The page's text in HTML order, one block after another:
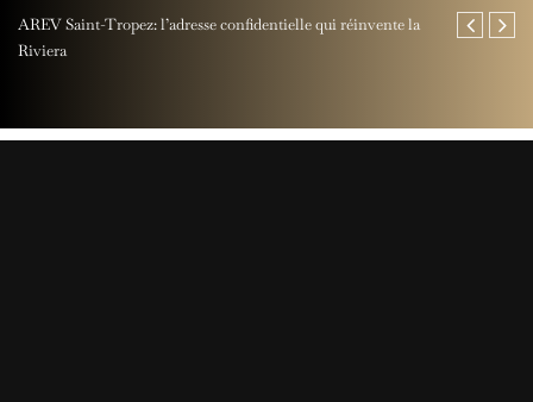
AREV Saint-Tropez: l’adresse confidentielle qui réinvente la
Riviera
Fête des